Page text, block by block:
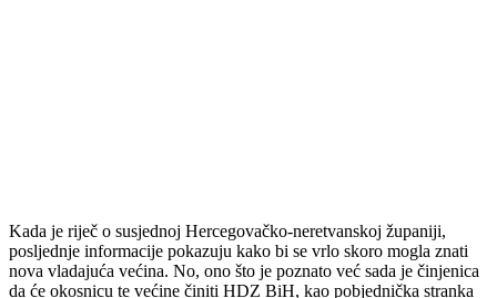
Kada je riječ o susjednoj Hercegovačko-neretvanskoj županiji,
posljednje informacije pokazuju kako bi se vrlo skoro mogla znati
nova vladajuća većina. No, ono što je poznato već sada je činjenica
da će okosnicu te većine činiti HDZ BiH, kao pobjednička stranka